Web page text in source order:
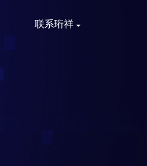
联系珩祥